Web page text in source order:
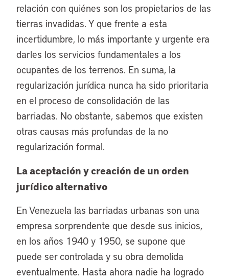
relación con quiénes son los propietarios de las
tierras invadidas. Y que frente a esta
incertidumbre, lo más importante y urgente era
darles los servicios fundamentales a los
ocupantes de los terrenos. En suma, la
regularización jurídica nunca ha sido prioritaria
en el proceso de consolidación de las
barriadas. No obstante, sabemos que existen
otras causas más profundas de la no
regularización formal.
La aceptación y creación de un orden
jurídico alternativo
En Venezuela las barriadas urbanas son una
empresa sorprendente que desde sus inicios,
en los años 1940 y 1950, se supone que
puede ser controlada y su obra demolida
eventualmente. Hasta ahora nadie ha logrado